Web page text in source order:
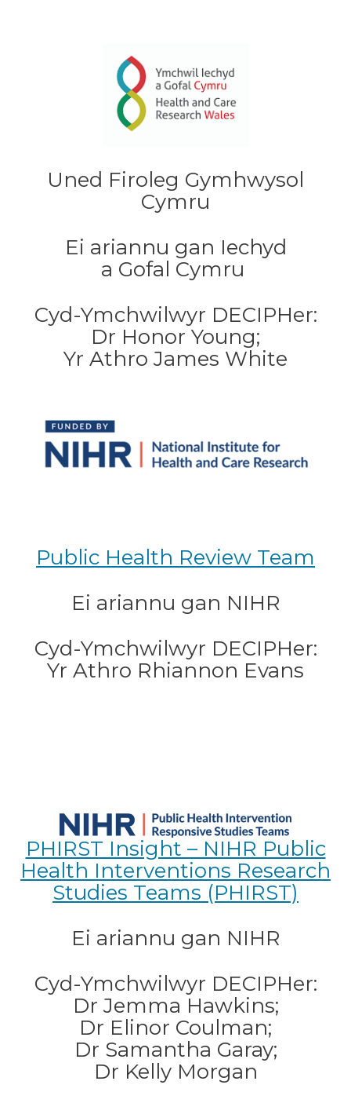
Uned Firoleg Gymhwysol
Cymru
Ei ariannu gan Iechyd
a Gofal Cymru
Cyd-Ymchwilwyr DECIPHer:
Dr Honor Young;
Yr Athro James White
Public Health Review Team
Ei ariannu gan NIHR
Cyd-Ymchwilwyr DECIPHer:
Yr Athro Rhiannon Evans
PHIRST Insight – NIHR Public
Health Interventions Research
Studies Teams (PHIRST)
Ei ariannu gan NIHR
Cyd-Ymchwilwyr DECIPHer:
Dr Jemma Hawkins;
Dr Elinor Coulman;
Dr Samantha Garay;
Dr Kelly Morgan